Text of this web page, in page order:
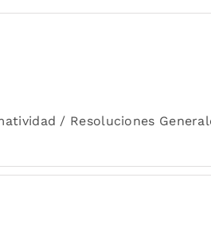
/ Resoluciones